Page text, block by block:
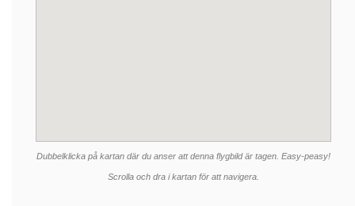
Dubbelklicka på kartan där du anser att denna flygbild är tagen. Easy-peasy!
Scrolla och dra i kartan för att navigera.